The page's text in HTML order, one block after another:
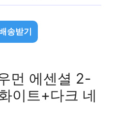
송받기
먼 에센셜 2-
이트+다크 네